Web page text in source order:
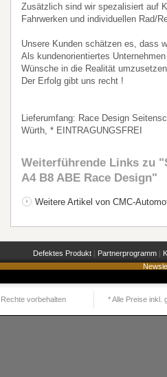
Zusätzlich sind wir spezalisiert auf
Fahrwerken und individuellen Rad/
Unsere Kunden schätzen es, dass
Als kundenorientiertes
Wünsche in die Realität
Der Erfolg gibt uns recht !
Lieferumfang: Race Design
Würth, * EINTRAGUNGSFREI
Weiterführende Links zu
A4 B8 ABE Race Design"
Weitere Artikel von CMC-
Defektes Produkt | Partnerprogramm |
vorbehalten * Alle Preise